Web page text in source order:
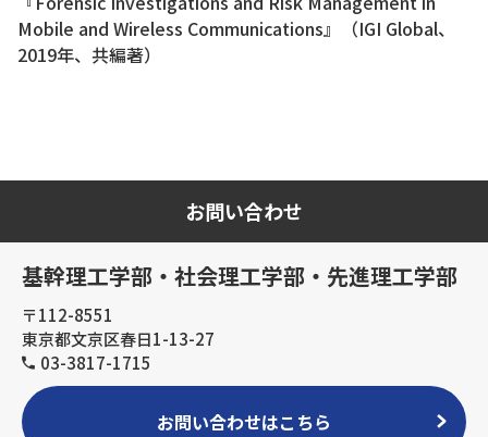
Mobile and Wireless Communications』（IGI Global、
2019年、共編著）
お問い合わせ
基幹理工学部・社会理工学部・先進理工学部
〒112-8551
東京都文京区春日1-13-27
03-3817-1715
お問い合わせはこちら